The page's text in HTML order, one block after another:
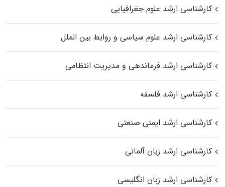
کارشناسی ارشد علوم جغرافیایی
کارشناسی ارشد علوم سیاسی و روابط بین الملل
کارشناسی ارشد فرماندهی و مدیریت انتظامی
کارشناسی ارشد فلسفه
کارشناسی ارشد ایمنی صنعتی
کارشناسی ارشد زبان آلمانی
کارشناسی ارشد زبان انگلیسی